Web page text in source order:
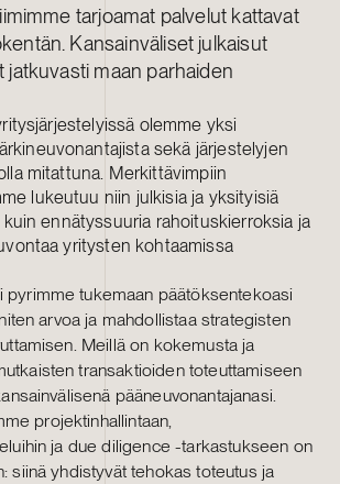
tarjoamat palvelut kattavat
Kansainväliset julkaisut
jatkuvasti maan parhaiden
olemme yksi
sekä järjestelyjen
mitattuna. Merkittävimpiin
lukeutuu niin julkisia ja yksityisiä
ennätyssuuria rahoituskierroksia ja
yritysten kohtaamissa
pyrimme tukemaan päätöksentekoasi
arvoa ja mahdollistaa strategisten
Meillä on kokemusta ja
transaktioiden toteuttamiseen
pääneuvonantajanasi.
projektinhallintaan,
ja due diligence -tarkastukseen on
siinä yhdistyvät tehokas toteutus ja